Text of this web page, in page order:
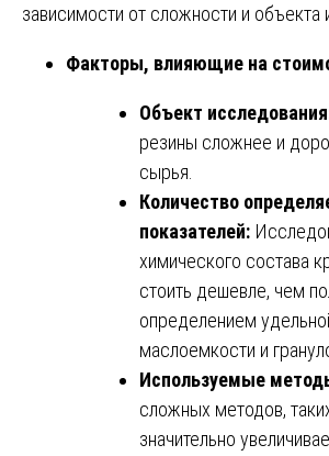
зависимости от сложности и объекта
Факторы, влияющие на
Объект
резины сложнее и
сырья.
Количество
показателей:
химического состава
стоить дешевле, чем
определением
маслоемкости и
Используемые
сложных методов,
значительно